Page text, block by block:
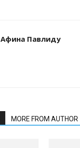
Афина Павлиду
MORE FROM AUTHOR